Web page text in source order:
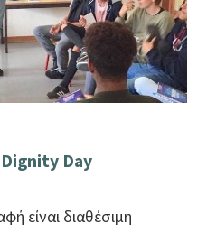
Day
είναι διαθέσιμη